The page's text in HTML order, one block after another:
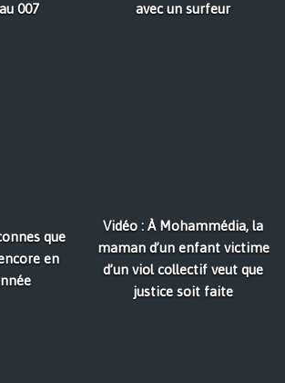
007
avec un surfeur
que
en
Vidéo : À Mohammédia, la
maman d’un enfant victime
d’un viol collectif veut que
justice soit faite